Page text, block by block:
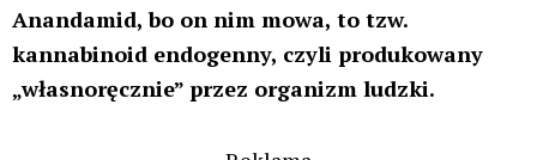
Anandamid, bo on nim mowa, to tzw.
kannabinoid endogenny, czyli produkowany
„własnoręcznie” przez organizm ludzki.